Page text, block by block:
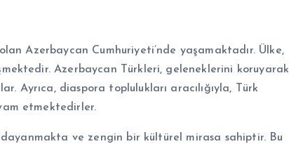
Azerbaycan Cumhuriyeti’nde yaşamaktadır. Ülke,
Azerbaycan Türkleri, geleneklerini koruyarak
Ayrıca, diaspora toplulukları aracılığıyla, Türk
etmektedirler.
ve zengin bir kültürel mirasa sahiptir. Bu